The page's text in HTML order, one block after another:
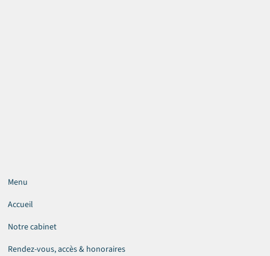
Menu
Accueil
Notre cabinet
Rendez-vous, accès & honoraires